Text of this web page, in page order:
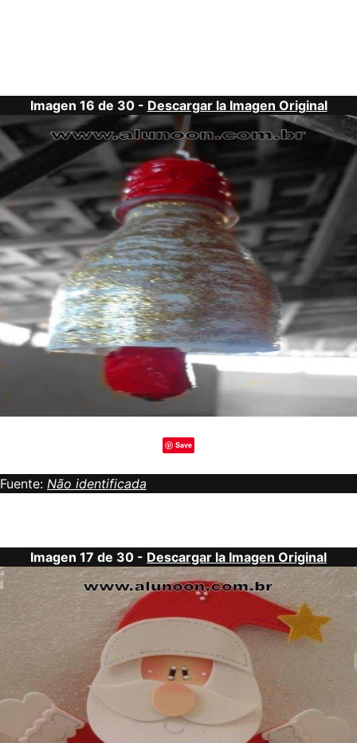
Imagen 16 de 30 - Descargar la Imagen Original
Save
Fuente: Não identificada
Imagen 17 de 30 - Descargar la Imagen Original